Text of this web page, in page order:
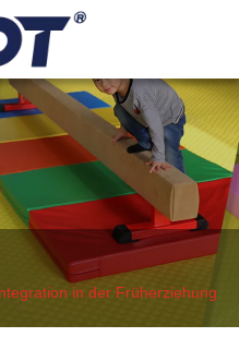
in der Früherziehung